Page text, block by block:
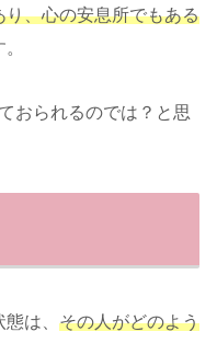
、心の安息所でもある
おられるのでは？と思
は、 その人がどのよう